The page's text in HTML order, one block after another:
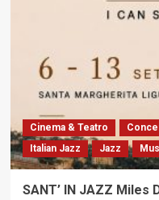
Cinema & Teatro
Italian Jazz
Jazz
SANT’ IN JAZZ Miles